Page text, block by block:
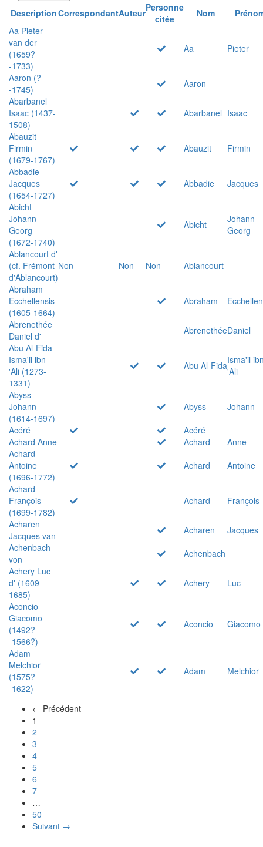
DescriptionCorrespondantAuteurPersonne
citée
Nom
Aa Pieter
van der
(1659?
-1733)
Aa Pieter
Aaron (?
-1745)
Aaron
Abarbanel
Isaac (1437-
1508)
Abarbanel Isaac
Abauzit
Firmin
(1679-1767)
Abauzit
Firmin
Abbadie
Jacques
(1654-1727)
Abbadie
Jacques
Abicht
Johann
Georg
(1672-1740)
Abicht
Johann
Georg
Ablancourt d'
(cf. Frémont
d'Ablancourt)
Non Non Non
Ablancourt
Abraham
Ecchellensis
(1605-1664)
Abraham
Abrenethée
Daniel d'
AbrenethéeDaniel
Abu Al-Fida
Isma'il ibn
'Ali (1273-
1331)
Abu Al-FidaIsma'il
'Ali
Abyss
Johann
(1614-1697)
Abyss
Johann
Acéré
Acéré
Achard Anne
Achard
Anne
Achard
Antoine
(1696-1772)
Achard
Antoine
Achard
François
(1699-1782)
Achard
François
Acharen
Jacques van
Acharen
Jacques
Achenbach
von
Achenbach
Achery Luc
d' (1609-
1685)
Achery
Luc
Aconcio
Giacomo
(1492?
-1566?)
Aconcio Giacomo
Adam
Melchior
(1575?
-1622)
Adam Melchior
← Précédent
1
2
3
4
5
6
7
…
50
Suivant →